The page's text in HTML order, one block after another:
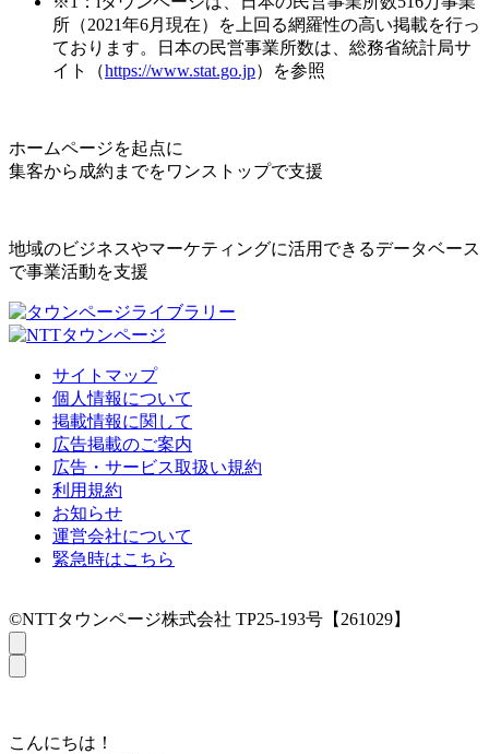
所（2021年6月現在）を上回る網羅性の高い掲載を行っ
ております。日本の民営事業所数は、総務省統計局サ
イト（https://www.stat.go.jp）を参照
ホームページを起点に
集客から成約までをワンストップで支援
地域のビジネスやマーケティングに活用できるデータベース
で事業活動を支援
サイトマップ
個人情報について
掲載情報に関して
広告掲載のご案内
広告・サービス取扱い規約
利用規約
お知らせ
運営会社について
緊急時はこちら
©NTTタウンページ株式会社 TP25-193号【261029】
こんにちは！